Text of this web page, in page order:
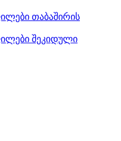
თაბაშირის
შეკიდული